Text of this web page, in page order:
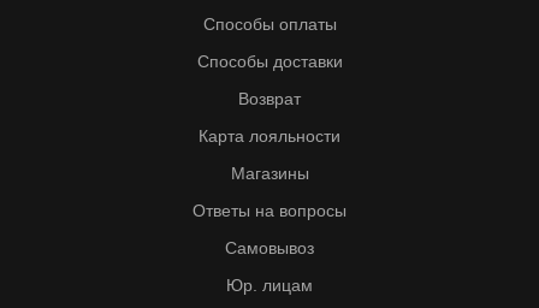
Способы оплаты
Способы доставки
Возврат
Карта лояльности
Магазины
Ответы на вопросы
Самовывоз
Юр. лицам